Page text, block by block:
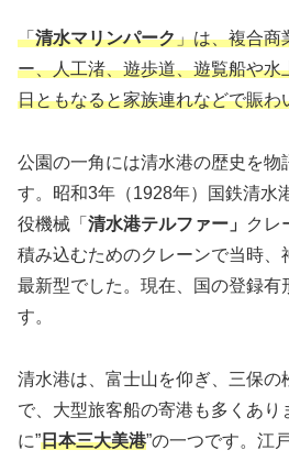
「清水マリンパーク」は、複合商
ー、人工渚、遊歩道、遊覧船や水
日ともなると家族連れなどで賑わ
公園の一角には清水港の歴史を物
す。昭和3年（1928年）国鉄清水
役機械「 清水港テルファー」
クレ
積み込むためのクレーンで当時、
最新型でした。現在、国の登録有
す。
清水港は、富士山を仰ぎ、三保の
で、大型旅客船の寄港も多くあり
に”日本三大美港”の一つです。江